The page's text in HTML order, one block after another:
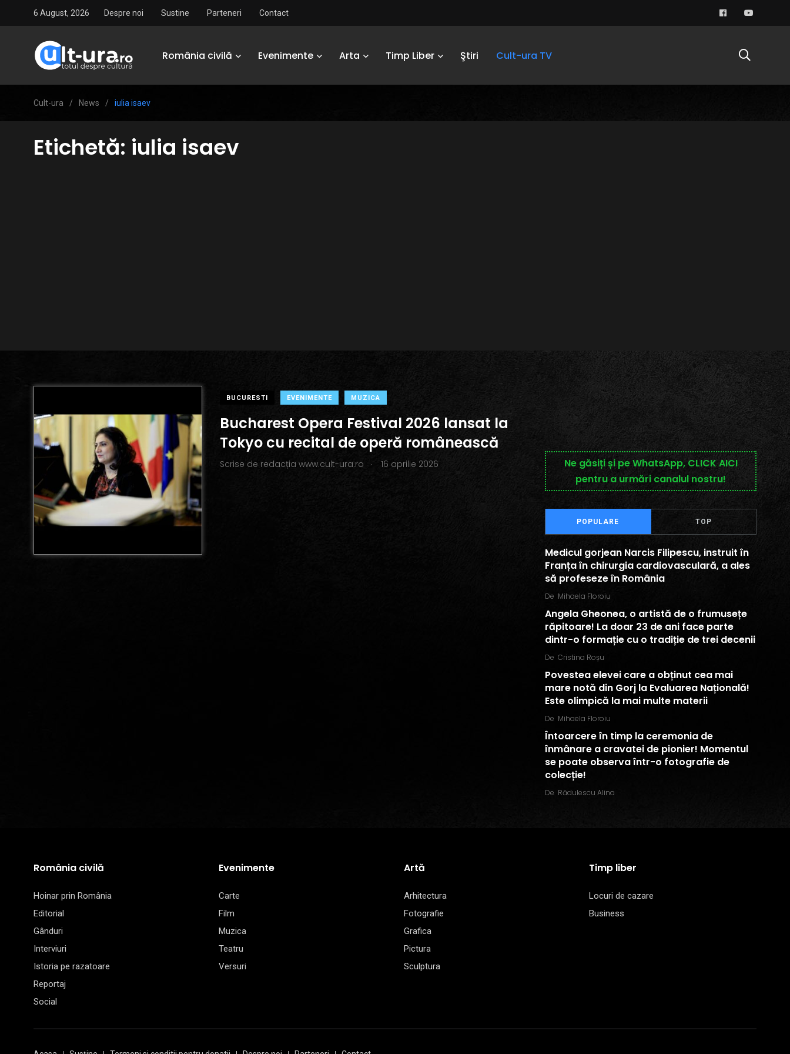
6 August, 2026 Despre noi Sustine Parteneri Contact
România civilă Evenimente Arta Timp Liber Ştiri Cult-ura TV
Cult-ura / News / iulia isaev
Etichetă: iulia isaev
BUCURESTI EVENIMENTE MUZICA
Bucharest Opera Festival 2026 lansat la
Tokyo cu recital de operă românească
Scrise de redacția www.cult-ura.ro . 16 aprilie 2026
Ne găsiți și pe WhatsApp, CLICK AICI
pentru a urmări canalul nostru!
POPULARE TOP
Medicul gorjean Narcis Filipescu, instruit în
Franța în chirurgia cardiovasculară, a ales
să profeseze în România
De Mihaela Floroiu
Angela Gheonea, o artistă de o frumusețe
răpitoare! La doar 23 de ani face parte
dintr-o formație cu o tradiție de trei decenii
De Cristina Roșu
Povestea elevei care a obținut cea mai
mare notă din Gorj la Evaluarea Națională!
Este olimpică la mai multe materii
De Mihaela Floroiu
Întoarcere în timp la ceremonia de
înmânare a cravatei de pionier! Momentul
se poate observa într-o fotografie de
colecție!
De Rădulescu Alina
România civilă
Hoinar prin România
Editorial
Gânduri
Interviuri
Istoria pe razatoare
Reportaj
Social
Evenimente
Carte
Film
Muzica
Teatru
Versuri
Artă
Arhitectura
Fotografie
Grafica
Pictura
Sculptura
Timp liber
Locuri de cazare
Business